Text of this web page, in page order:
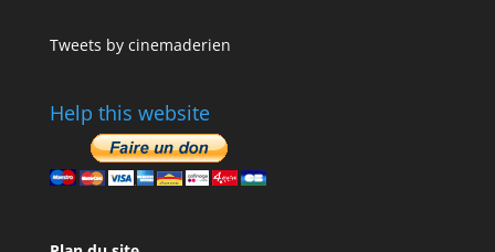
Tweets by cinemaderien
Help this website